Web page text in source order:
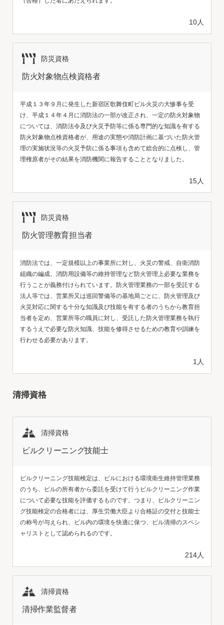
10人
防災資格
防火対象物点検資格者
平成１３年９月に発生した新宿区歌舞伎町ビル火災の大惨事を受
け、平成１４年４月に消防法の一部が改正され、一定の防火対象物
については、消防法令及び火災予防等に係る専門的な知識を有する
防火対象物点検資格者が、用途の実態や消防計画に基づいた防火管
理の実施状況等の火災予防に係る事項も含めて総合的に点検し、管
理権原者がその結果を消防機関に報告することとなりました。
15人
防災資格
防火管理教育担当者
消防法では、一定規模以上の事業所に対し、火災の警戒、自衛消防
組織の編成、消防用設備等の維持管理など防火管理上必要な業務を
行うことが義務付けられています。防火管理業務の一部を受託する
法人等では、営業所又は巡回警備等の基地局ごとに、防火管理及び
火災対応に関する十分な知識及び技能を有する者のうちから教育担
当者を定め、営業所等の職員に対し、受託した防火管理業務を執行
するうえで必要な防火知識、技能を修得させるための教育や訓練を
行わせる必要があります。
1人
清掃資格
清掃資格
ビルクリーニング技能士
ビルクリーニング技能検定は、ビルにおける環境衛生維持管理業務
のうち、ビルの所有者から委託を受けて行うビルクリーニング作業
について必要な技能を評価するものです。つまり、ビルクリーニン
グ技能検定の合格者には、厚生労働大臣より合格証の交付と技能士
の称号が与えられ、ビル内の環境を快適に保つ、ビル清掃のスペシ
ャリストとして認められるのです。
214人
清掃資格
清掃作業監督者